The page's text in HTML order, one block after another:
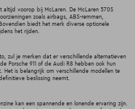
voorop bij McLaren. De McLaren 570S
zoals airbags, ABS-remmen,
biedt het merk diverse optionele
het rijden.
zul je merken dat er verschillende alternatieven
Porsche 911 of de Audi R8 hebben ook hun
Het is belangrijk om verschillende modellen te
beslissing neemt.
kan een spannende en lonende ervaring zijn.